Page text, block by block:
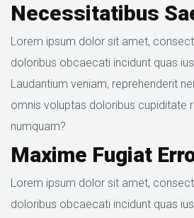
Necessitatibus
Lorem ipsum dolor sit amet,
doloribus obcaecati incidunt quas
Laudantium veniam, reprehenderit
omnis voluptas doloribus cupiditate
numquam?
Maxime Fugiat
Lorem ipsum dolor sit amet,
doloribus obcaecati incidunt quas